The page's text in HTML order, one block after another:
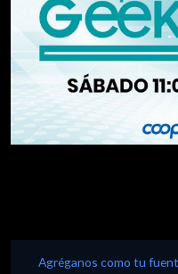
Agréganos como tu